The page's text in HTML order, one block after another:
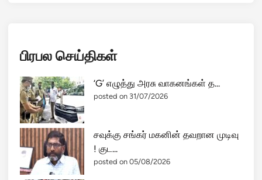
பிரபல செய்திகள்
‘G’ எழுத்து அரசு வாகனங்கள் த...
posted on 31/07/2026
சவுக்கு சங்கர் மகனின் தவறான முடிவு
! குட...
posted on 05/08/2026